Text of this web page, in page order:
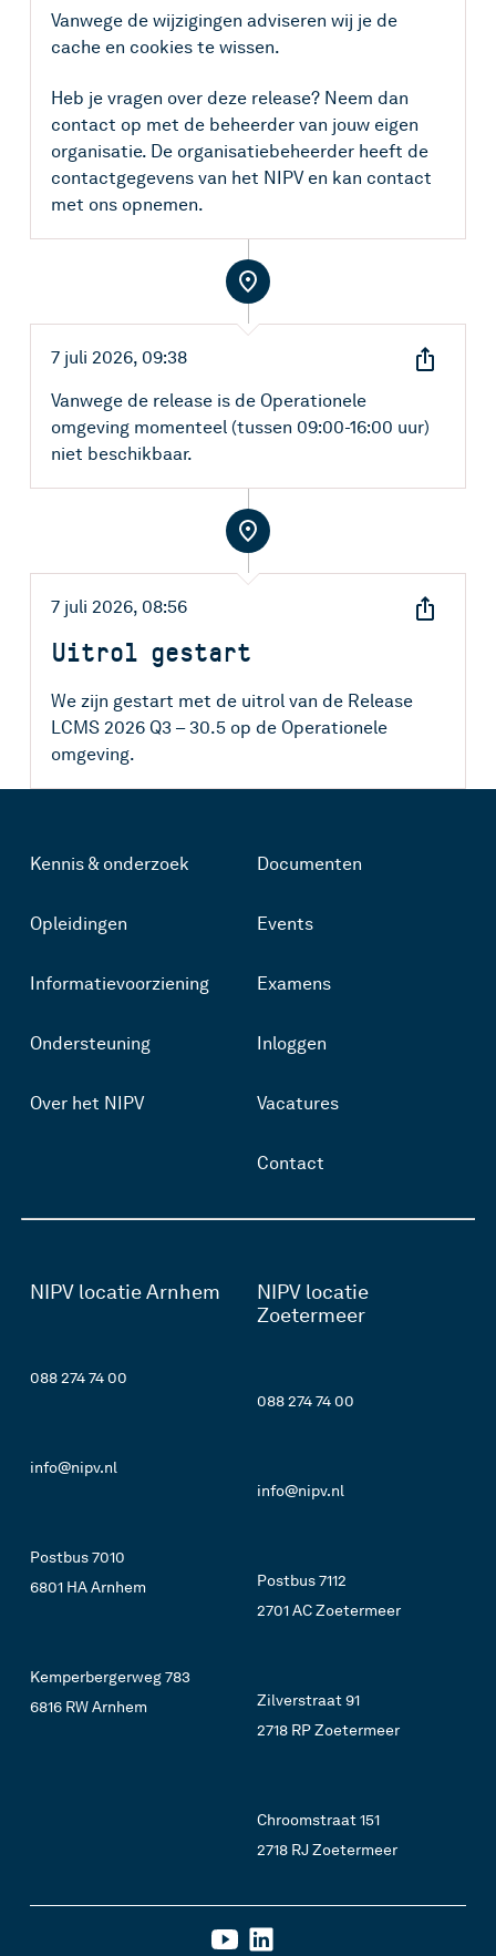
Kopieer link
Vanwege de wijzigingen adviseren wij je de
cache en cookies te wissen.
Heb je vragen over deze release? Neem dan
contact op met de beheerder van jouw eigen
organisatie. De organisatiebeheerder heeft de
contactgegevens van het NIPV en kan contact
met ons opnemen.
7 juli 2026, 09:38
X
WhatsApp
Kopieer link
Vanwege de release is de Operationele
omgeving momenteel (tussen 09:00-16:00 uur)
niet beschikbaar.
7 juli 2026, 08:56
E-mail
WhatsApp
Uitrol gestart
We zijn gestart met de uitrol van de Release
LCMS 2026 Q3 – 30.5 op de Operationele
omgeving.
Kennis & onderzoek
Opleidingen
Informatievoorziening
Ondersteuning
Over het NIPV
Documenten
Events
Examens
Inloggen
Vacatures
Contact
NIPV locatie Arnhem
088 274 74 00
info@nipv.nl
Postbus 7010
6801 HA Arnhem
Kemperbergerweg 783
6816 RW Arnhem
NIPV locatie
Zoetermeer
088 274 74 00
info@nipv.nl
Postbus 7112
2701 AC Zoetermeer
Zilverstraat 91
2718 RP Zoetermeer
Chroomstraat 151
2718 RJ Zoetermeer